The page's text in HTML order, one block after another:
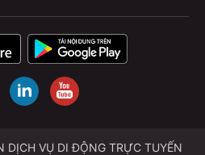
DỊCH VỤ DI ĐỘNG TRỰC TUYẾN